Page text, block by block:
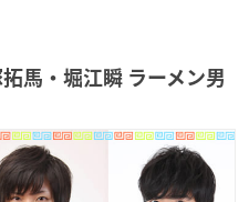
馬・堀江瞬 ラーメン男